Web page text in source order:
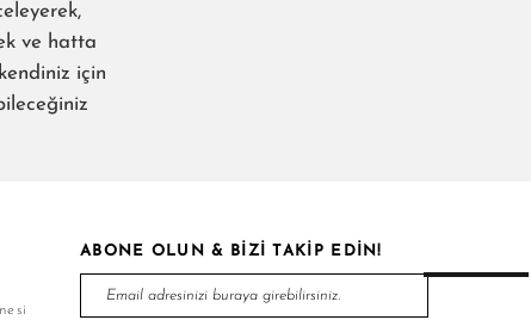
ve hatta
için
ABONE OLUN & BİZİ TAKİP EDİN!